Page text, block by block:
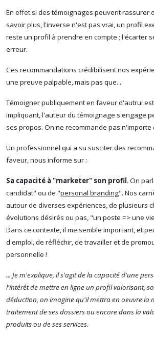
En effet si des témoignages peuvent rassurer
savoir plus, l'inverse n'est pas vrai, un profil
reste un profil à prendre en compte ; l'écarter
erreur.
Ces recommandations crédibilisent nos
une preuve palpable, mais pas que...
Témoigner publiquement en faveur d'autrui
impliquant, l'auteur du témoignage s'engage
ses propos. On ne recommande pas n'importe
Un professionnel qui a su susciter des
faveur, nous informe sur :
Sa capacité à "marketer" son profil . On
candidat" ou de "personal branding". Nos
autour de diverses expériences, de plusieurs
évolutions désirés ou pas, "un poste => une
Dans ce contexte, il me semble important, et
d'emploi, de réfléchir, de travailler et de
personnelle !
... Je m'explique, il s'agit de la capacité d'une
l'intérêt de mettre en ligne un profil valorisant,
déduction, on imagine qu'il mettra en oeuvre la
traitement de ses dossiers ou encore dans la
produits ou de ses services.